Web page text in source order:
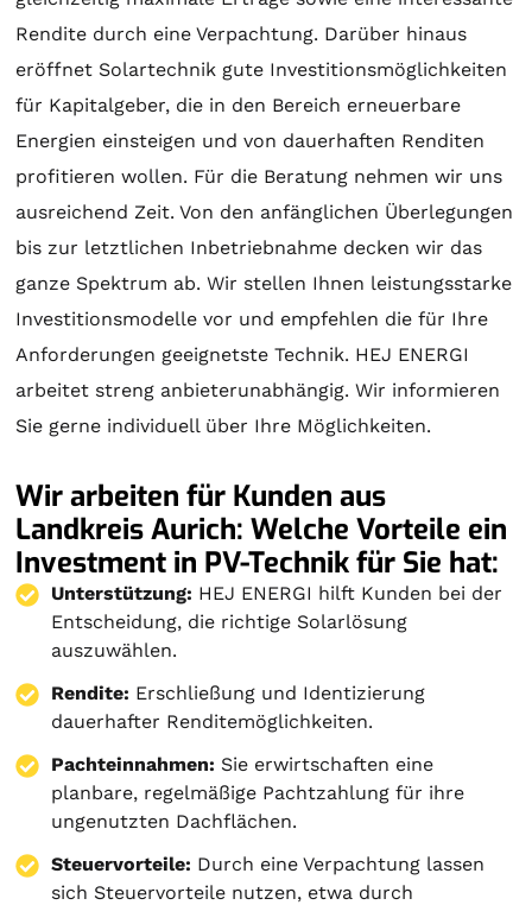
Rendite durch eine Verpachtung. Darüber hinaus
eröffnet Solartechnik gute Investitionsmöglichkeiten
für Kapitalgeber, die in den Bereich erneuerbare
Energien einsteigen und von dauerhaften Renditen
profitieren wollen. Für die Beratung nehmen wir uns
ausreichend Zeit. Von den anfänglichen Überlegungen
bis zur letztlichen Inbetriebnahme decken wir das
ganze Spektrum ab. Wir stellen Ihnen leistungsstarke
Investitionsmodelle vor und empfehlen die für Ihre
Anforderungen geeignetste Technik. HEJ ENERGI
arbeitet streng anbieterunabhängig. Wir informieren
Sie gerne individuell über Ihre Möglichkeiten.
Wir arbeiten für Kunden aus
Landkreis Aurich: Welche Vorteile ein
Investment in PV-Technik für Sie hat:
Unterstützung: HEJ ENERGI hilft Kunden bei der
Entscheidung, die richtige Solarlösung
auszuwählen.
Rendite: Erschließung und Identizierung
dauerhafter Renditemöglichkeiten.
Pachteinnahmen: Sie erwirtschaften eine
planbare, regelmäßige Pachtzahlung für ihre
ungenutzten Dachflächen.
Steuervorteile: Durch eine Verpachtung lassen
sich Steuervorteile nutzen, etwa durch